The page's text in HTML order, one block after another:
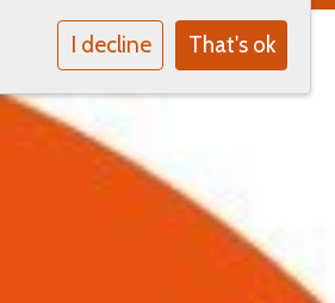
I decline That's ok